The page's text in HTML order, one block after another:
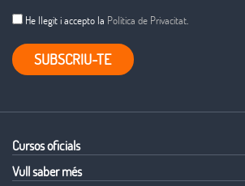
He llegit i accepto la Política de Privacitat.
SUBSCRIU-TE
Cursos oficials
Vull saber més